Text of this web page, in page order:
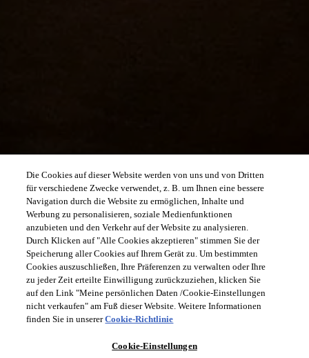
Die Cookies auf dieser Website werden von uns und von Dritten
für verschiedene Zwecke verwendet, z. B. um Ihnen eine bessere
Navigation durch die Website zu ermöglichen, Inhalte und
Werbung zu personalisieren, soziale Medienfunktionen
anzubieten und den Verkehr auf der Website zu analysieren.
Durch Klicken auf "Alle Cookies akzeptieren" stimmen Sie der
Speicherung aller Cookies auf Ihrem Gerät zu. Um bestimmten
Cookies auszuschließen, Ihre Präferenzen zu verwalten oder Ihre
zu jeder Zeit erteilte Einwilligung zurückzuziehen, klicken Sie
auf den Link "Meine persönlichen Daten /Cookie-Einstellungen
nicht verkaufen" am Fuß dieser Website. Weitere Informationen
finden Sie in unsererCookie-Richtlinie
Cookie-Einstellungen